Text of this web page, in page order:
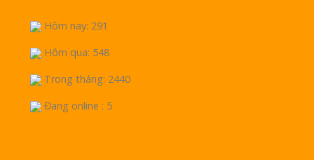
Hôm nay: 291
Hôm qua: 548
Trong tháng: 2440
Đang online : 5